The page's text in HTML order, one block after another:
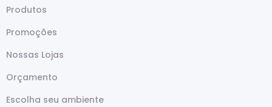
Produtos
Promoções
Nossas Lojas
Orçamento
Escolha seu ambiente